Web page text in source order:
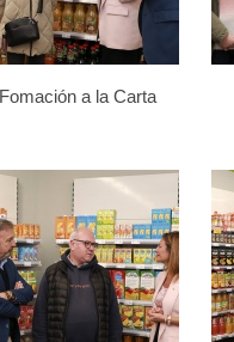
Fomación a la Carta